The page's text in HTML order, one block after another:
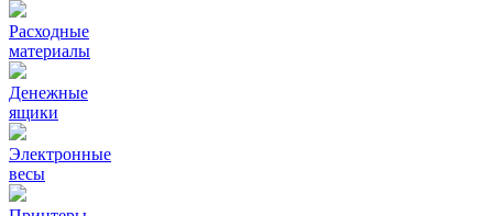
Расходные
материалы
Денежные
ящики
Электронные
весы